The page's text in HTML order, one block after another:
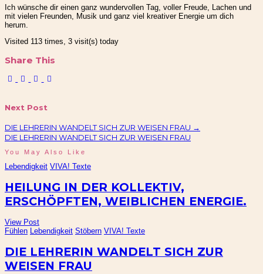
Ich wünsche dir einen ganz wundervollen Tag, voller Freude, Lachen und
mit vielen Freunden, Musik und ganz viel kreativer Energie um dich
herum.
Visited 113 times, 3 visit(s) today
Share This
Next Post
DIE LEHRERIN WANDELT SICH ZUR WEISEN FRAU →
DIE LEHRERIN WANDELT SICH ZUR WEISEN FRAU
You May Also Like
Lebendigkeit VIVA! Texte
HEILUNG IN DER KOLLEKTIV,
ERSCHÖPFTEN, WEIBLICHEN ENERGIE.
View Post
Fühlen Lebendigkeit Stöbern VIVA! Texte
DIE LEHRERIN WANDELT SICH ZUR
WEISEN FRAU